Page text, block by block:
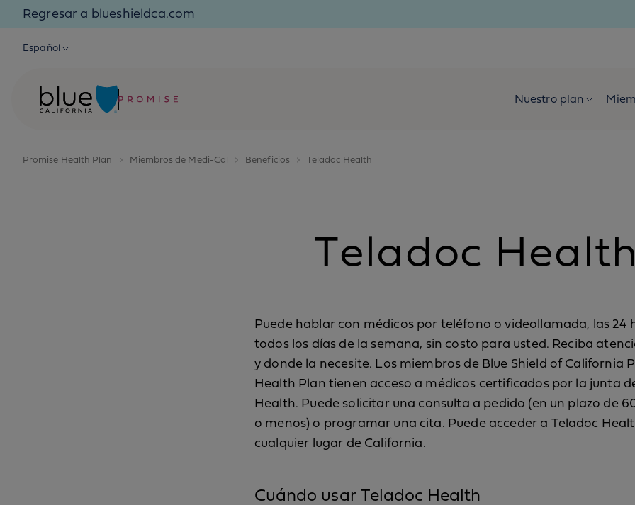
Skip to content
Regresar a blueshieldca.com
Español
Nuestro plan
Promise Health Plan Miembros de Medi-Cal Beneficios Teladoc Health
Teladoc Health
Puede hablar con médicos por teléfono o videollamada, las 24
todos los días de la semana, sin costo para usted. Reciba
y donde la necesite. Los miembros de Blue Shield of California
Health Plan tienen acceso a médicos certificados por la junta
Health. Puede solicitar una consulta a pedido (en un plazo de
o menos) o programar una cita. Puede acceder a Teladoc
cualquier lugar de California.
Cuándo usar Teladoc Health